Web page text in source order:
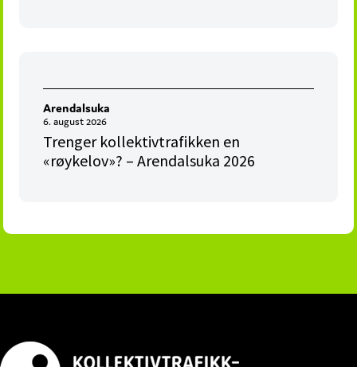
Arendalsuka
6. august 2026
Trenger kollektivtrafikken en
«røykelov»? – Arendalsuka 2026